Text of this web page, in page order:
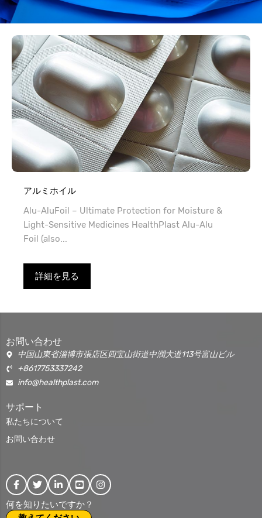
アルミホイル
Alu-AluFoil – Ultimate Protection for Moisture &
Light-Sensitive Medicines HealthPlast Alu-Alu
Foil (also...
詳細を見る
お問い合わせ
中国山東省淄博市張店区四宝山街道中潤大道113号富山ビル
+8617753337242
info@healthplast.com
サポート
私たちについて
お問い合わせ
何を知りたいですか？